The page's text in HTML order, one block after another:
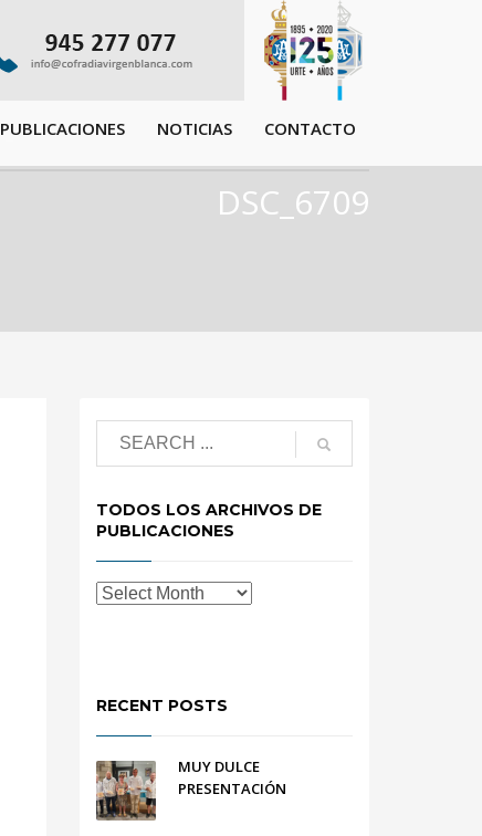
PUBLICACIONES NOTICIAS CONTACTO
DSC_6709
TODOS LOS ARCHIVOS DE
PUBLICACIONES
RECENT POSTS
MUY DULCE
PRESENTACIÓN